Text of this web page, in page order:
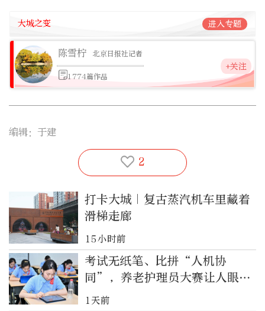
大城之变 进入专题
陈雪柠 北京日报社记者
1774篇作品
+关注
编辑：于建
2
打卡大城｜复古蒸汽机车里藏着
滑梯走廊
15小时前
考试无纸笔、比拼“人机协
同”，养老护理员大赛让人眼前
一亮
1天前